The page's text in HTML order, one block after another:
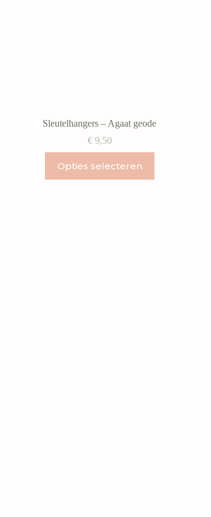
Sleutelhangers – Agaat geode
€9,50
Opties selecteren
product
heeft